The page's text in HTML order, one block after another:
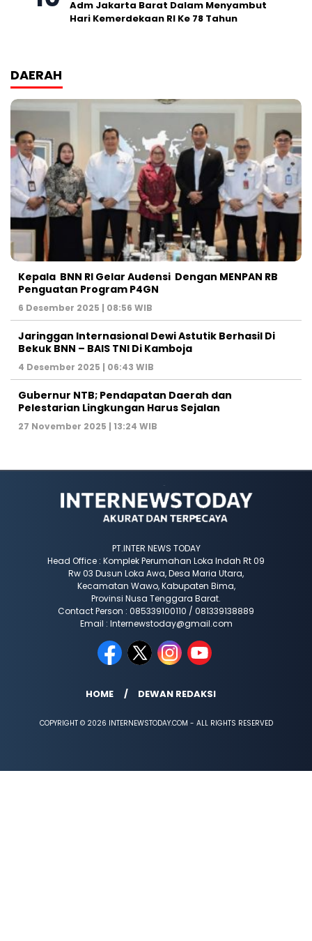
Adm Jakarta Barat Dalam Menyambut
Hari Kemerdekaan RI Ke 78 Tahun
DAERAH
Kepala BNN RI Gelar Audensi Dengan MENPAN RB
Penguatan Program P4GN
6 Desember 2025 | 08:56 WIB
Jaringgan Internasional Dewi Astutik Berhasil Di
Bekuk BNN – BAIS TNI Di Kamboja
4 Desember 2025 | 06:43 WIB
Gubernur NTB; Pendapatan Daerah dan
Pelestarian Lingkungan Harus Sejalan
27 November 2025 | 13:24 WIB
PT.INTER NEWS TODAY
Head Office : Komplek Perumahan Loka Indah Rt 09
Rw 03 Dusun Loka Awa, Desa Maria Utara,
Kecamatan Wawo, Kabupaten Bima,
Provinsi Nusa Tenggara Barat.
Contact Person : 085339100110 / 081339138889
Email : Internewstoday@gmail.com
HOME DEWAN REDAKSI
COPYRIGHT © 2026 INTERNEWSTODAY.COM - ALL RIGHTS RESERVED